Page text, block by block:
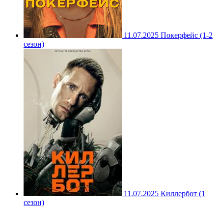
11.07.2025 Покерфейс (1-2
сезон)
11.07.2025 Киллербот (1
сезон)